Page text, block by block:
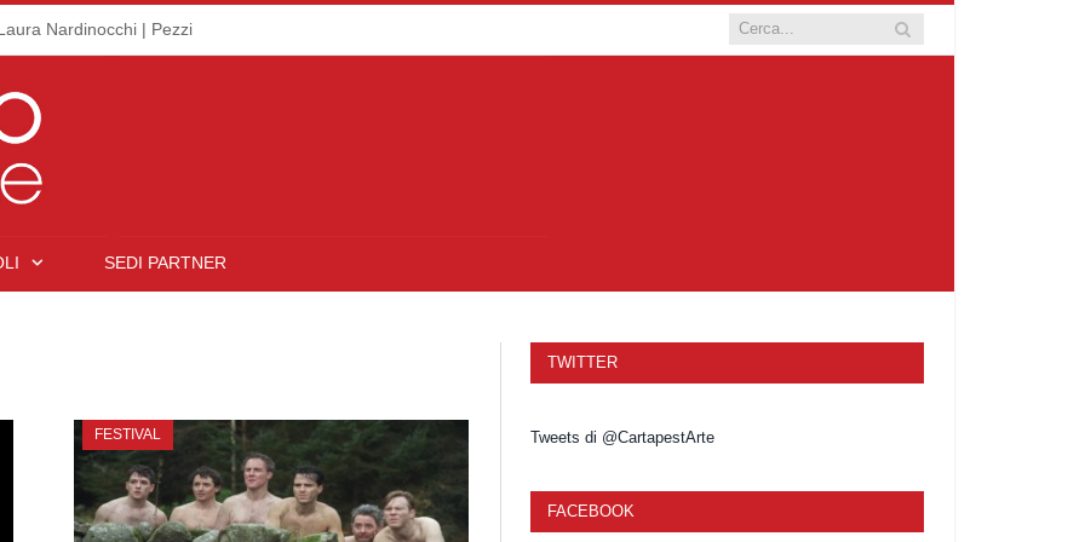
Nardinocchi | Pezzi
SEDI PARTNER
FESTIVAL
TWITTER
Tweets di @CartapestArte
FACEBOOK